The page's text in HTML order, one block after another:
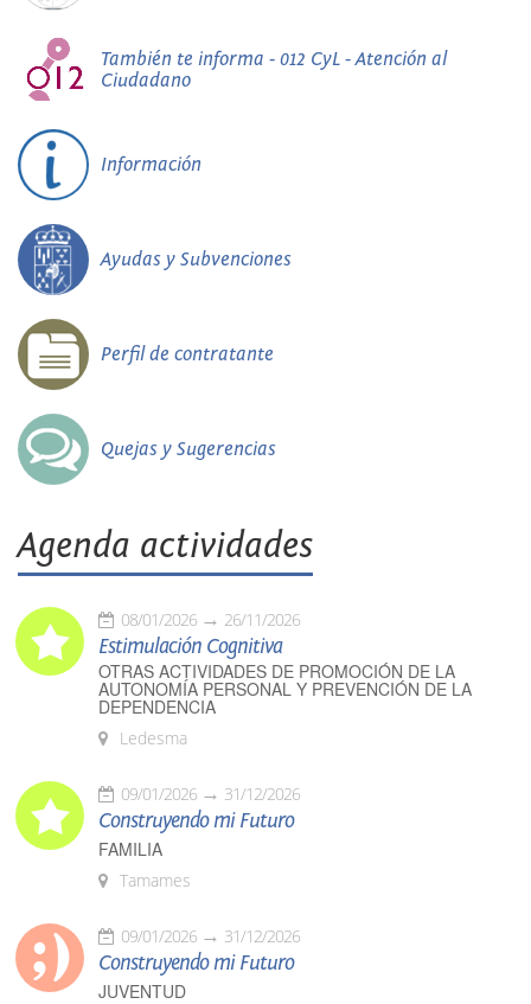
También te informa - 012 CyL - Atención al
Ciudadano
Información
Ayudas y Subvenciones
Perfil de contratante
Quejas y Sugerencias
Agenda actividades
08/01/2026 26/11/2026
Estimulación Cognitiva
OTRAS ACTIVIDADES DE PROMOCIÓN DE LA
AUTONOMÍA PERSONAL Y PREVENCIÓN DE LA
DEPENDENCIA
Ledesma
09/01/2026 31/12/2026
Construyendo mi Futuro
FAMILIA
Tamames
09/01/2026 31/12/2026
Construyendo mi Futuro
JUVENTUD